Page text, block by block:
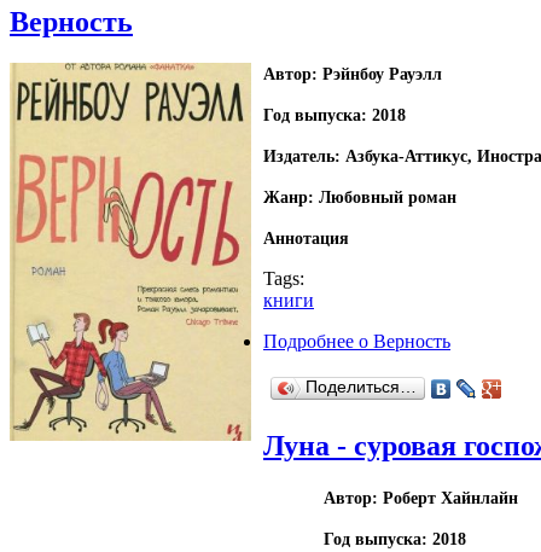
Верность
Автор: Рэйнбоу Рауэлл
Год выпуска: 2018
Издатель: Азбука-Аттикус,
Жанр: Любовный роман
Аннотация
Tags:
книги
Подробнее о Верность
Поделиться…
Луна - суровая
Автор: Роберт Хайнлайн
Год выпуска: 2018